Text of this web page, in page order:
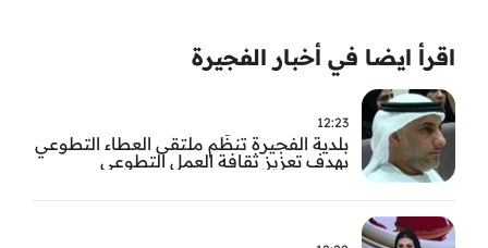
اقرأ ايضا في أخبار الفجيرة
12:23
بلدية الفجيرة تنظّم ملتقى العطاء التطوعي
بهدف تعزيز ثقافة العمل التطوعي